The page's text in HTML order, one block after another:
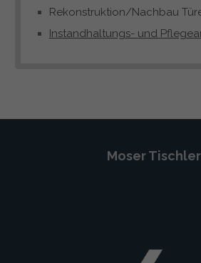
Rekonstruktion/Nachbau
Instandhaltungs- und
Moser